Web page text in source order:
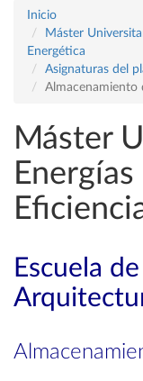
Inicio
Máster
Energética
Asignaturas del
Almacenamiento
Máster
Escuela